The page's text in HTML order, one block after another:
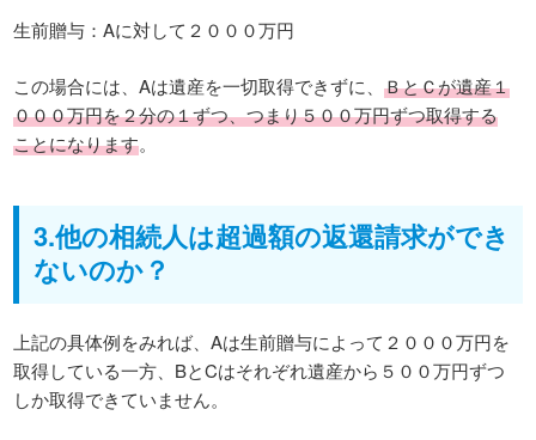
生前贈与：Aに対して２０００万円
この場合には、Aは遺産を一切取得できずに、ＢとＣが遺産１
０００万円を２分の１ずつ、つまり５００万円ずつ取得する
ことになります。
3.他の相続人は超過額の返還請求ができ
ないのか？
上記の具体例をみれば、Aは生前贈与によって２０００万円を
取得している一方、BとCはそれぞれ遺産から５００万円ずつ
しか取得できていません。